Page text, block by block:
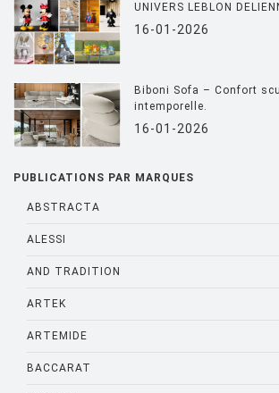
UNIVERS LEBLON
16-01-2026
Biboni Sofa – Confort
intemporelle.
16-01-2026
PUBLICATIONS PAR MARQUES
ABSTRACTA
ALESSI
AND TRADITION
ARTEK
ARTEMIDE
BACCARAT